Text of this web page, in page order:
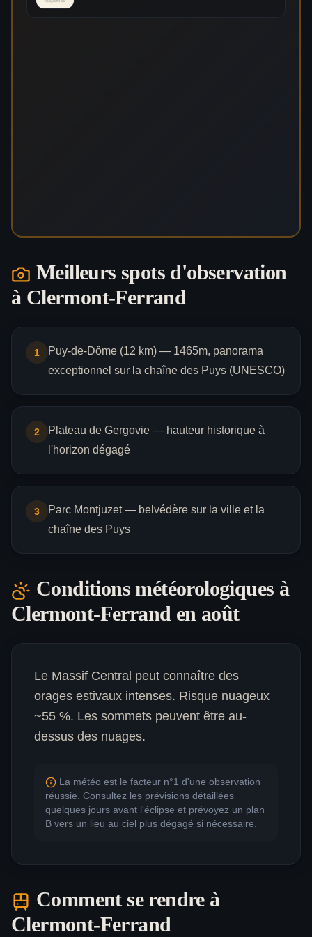
Meilleurs spots d'observation
à Clermont-Ferrand
1
Puy-de-Dôme (12 km) — 1465m, panorama
exceptionnel sur la chaîne des Puys (UNESCO)
2
Plateau de Gergovie — hauteur historique à
l'horizon dégagé
3
Parc Montjuzet — belvédère sur la ville et la
chaîne des Puys
Conditions météorologiques à
Clermont-Ferrand en août
Le Massif Central peut connaître des
orages estivaux intenses. Risque nuageux
~55 %. Les sommets peuvent être au-
dessus des nuages.
La météo est le facteur n°1 d'une observation
réussie. Consultez les prévisions détaillées
quelques jours avant l'éclipse et prévoyez un plan
B vers un lieu au ciel plus dégagé si nécessaire.
Comment se rendre à
Clermont-Ferrand